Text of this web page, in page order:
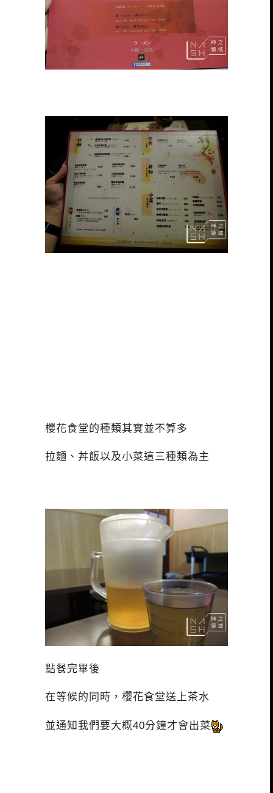
櫻花食堂的種類其實並不算多
拉麵、丼飯以及小菜這三種類為主
點餐完畢後
在等候的同時，櫻花食堂送上茶水
並通知我們要大概40分鐘才會出菜